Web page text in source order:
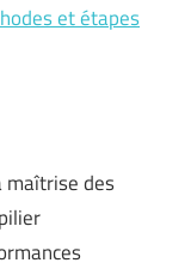
et étapes
maîtrise des